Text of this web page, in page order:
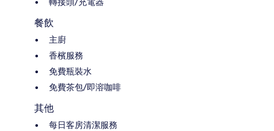
餐飲
主廚
香檳服務
免費瓶裝水
免費茶包/即溶咖啡
其他
每日客房清潔服務